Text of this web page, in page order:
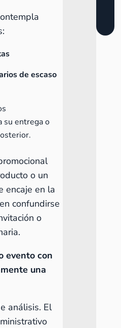
de escaso
su entrega o
o un
encaje en la
confundirse
o
evento con
una
análisis. El